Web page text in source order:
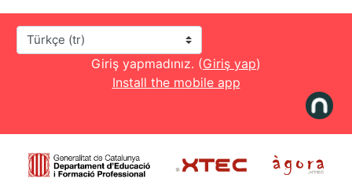
Giriş yapmadınız. (Giriş yap)
Install the mobile app